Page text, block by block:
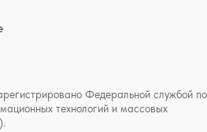
Федеральной службой по
технологий и массовых